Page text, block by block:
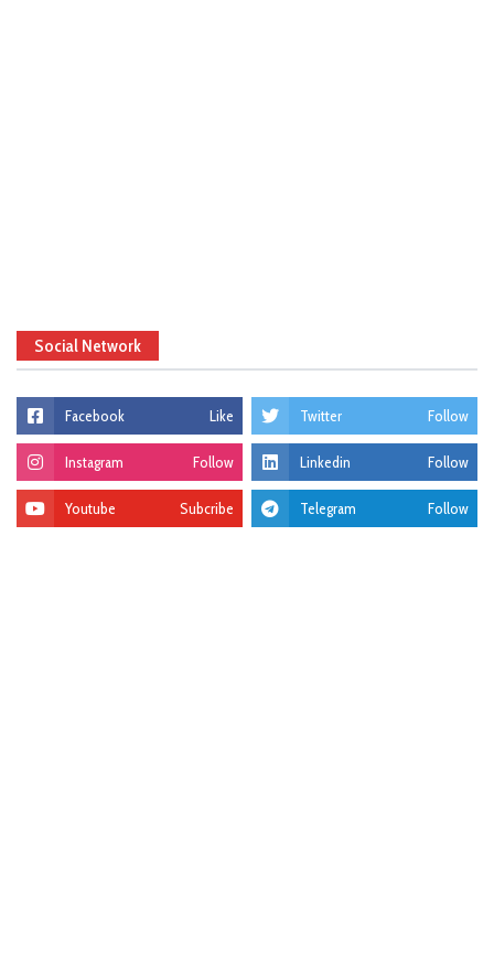
Social Network
Facebook Like Twitter Follow
Instagram Follow Linkedin Follow
Youtube Subcribe Telegram Follow